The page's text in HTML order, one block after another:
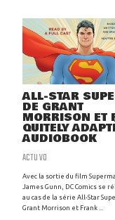
ALL-STAR
DE GRANT
MORRISON ET
QUITELY
AUDIOBOOK
ACTU VO
Avec la sortie du film
James Gunn, DC Comics se
au cas de la série All-Star
Grant Morrison et Frank ...